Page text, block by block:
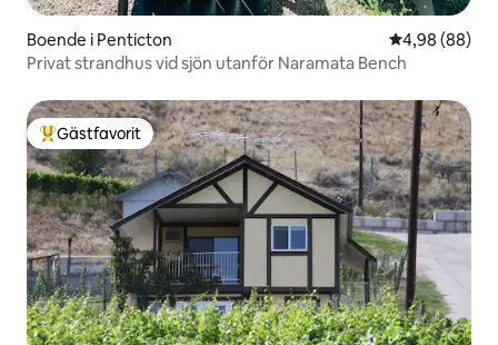
Boende i Penticton 4,98 av 5 i
4,98 (88)
Privat strandhus vid sjön utanför Naramata Bench
Populär gästfavorit
Gästfavorit